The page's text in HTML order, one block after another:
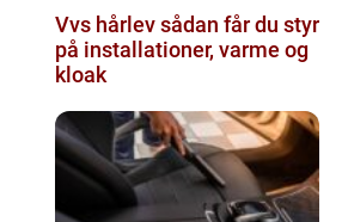
Vvs hårlev sådan får du styr
på installationer, varme og
kloak